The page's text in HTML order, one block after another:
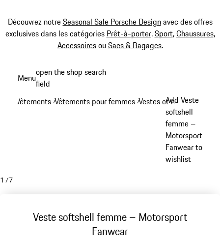
Découvrez notreSeasonal Sale Porsche Designavec des offres
exclusives dans les catégories Prêt-à-porter,Sport,Chaussures,
AccessoiresouSacs & Bagages.
principal
Menuopen the shop search
field
Vêtements /Vêtements pour femmes /Vestes et manteaux -
Add Veste
softshell
femme –
Motorsport
Fanwear to
wishlist
1 /7
Veste softshell femme – Motorsport
Fanwear